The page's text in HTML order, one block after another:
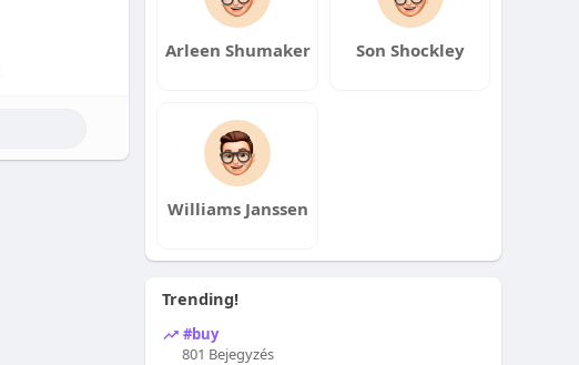
Arleen Shumaker Son Shockley
Williams Janssen
Trending!
#buy
801 Bejegyzés